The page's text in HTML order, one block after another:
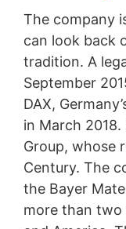
The company
can look back
tradition. A
September
DAX,
in March
Group, whose
Century. The
the Bayer
more than two